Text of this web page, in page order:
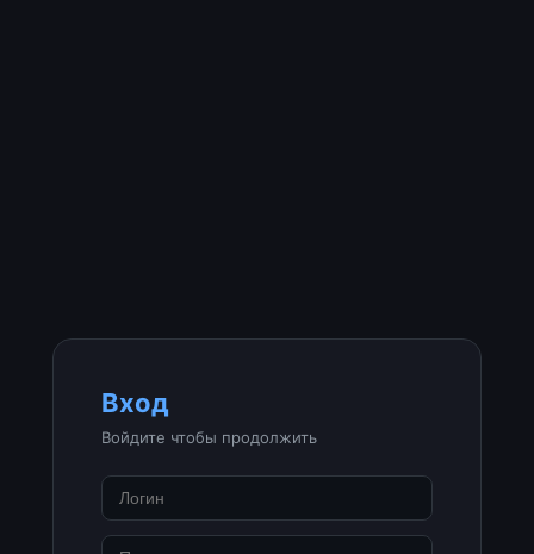
Вход
Войдите чтобы продолжить